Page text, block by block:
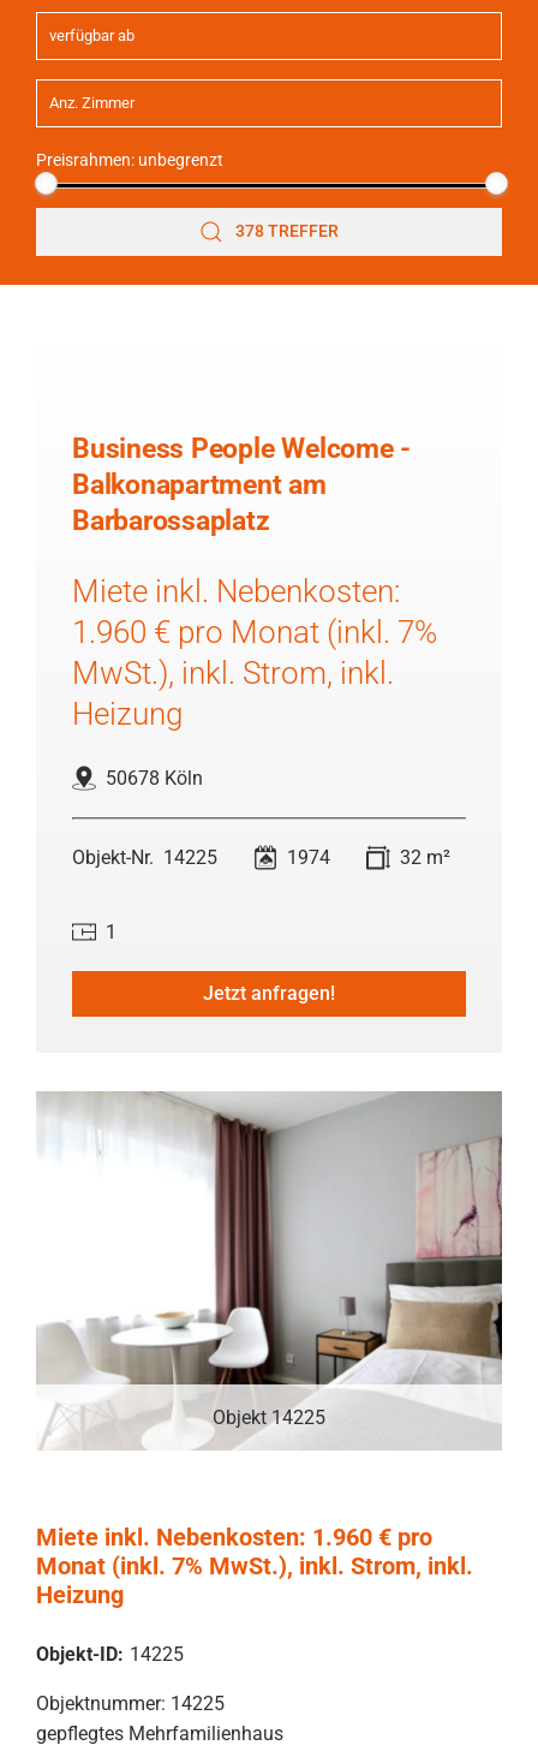
Preisrahmen: unbegrenzt
378 TREFFER
Business People Welcome -
Balkonapartment am
Barbarossaplatz
Miete inkl. Nebenkosten:
1.960 € pro Monat (inkl. 7%
MwSt.), inkl. Strom, inkl.
Heizung
50678 Köln
14225 1974 32 m²
1
Jetzt anfragen!
Objekt 14225
Miete inkl. Nebenkosten: 1.960 € pro
Monat (inkl. 7% MwSt.), inkl. Strom, inkl.
Heizung
Objekt-ID: 14225
Objektnummer: 14225
gepflegtes Mehrfamilienhaus